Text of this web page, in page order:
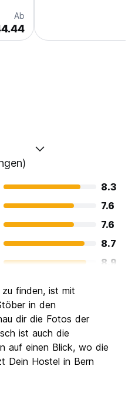
Ab
8.3
7.6
7.6
8.7
8.9
finden, ist mit
in den
dir die Fotos der
ist auch die
auf einen Blick, wo die
Dein Hostel in Bern